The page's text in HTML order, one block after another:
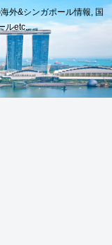
外&シンガポール情報, 国
ルetc..